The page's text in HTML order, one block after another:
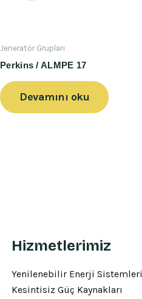
Jeneratör Grupları
Perkins / ALMPE 17
Devamını oku
Hizmetlerimiz
Yenilenebilir Enerji Sistemleri
Kesintisiz Güç Kaynakları